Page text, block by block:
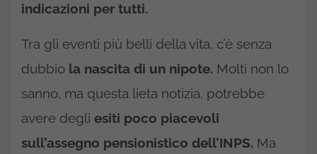
indicazioni per tutti.
Tra gli eventi più belli della vita, c’è senza
dubbio la nascita di un nipote. Molti non lo
sanno, ma questa lieta notizia, potrebbe
avere degli esiti poco piacevoli
sull’assegno pensionistico dell’INPS. Ma